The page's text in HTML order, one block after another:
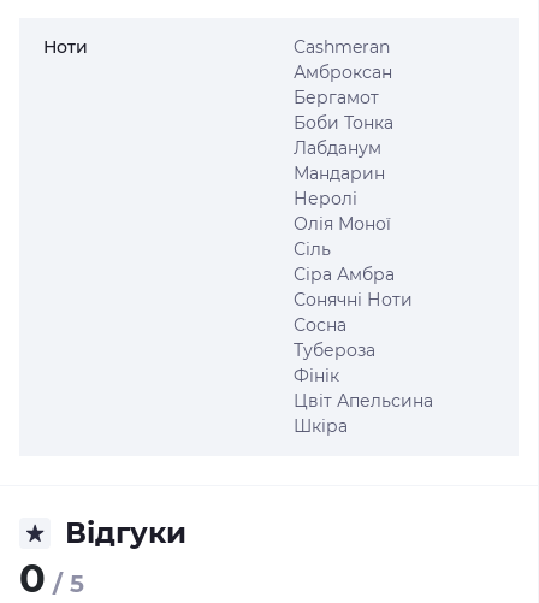
Ноти
Cashmeran
Амброксан
Бергамот
Боби Тонка
Лабданум
Мандарин
Неролі
Олія Моної
Сіль
Сіра Амбра
Сонячні Ноти
Сосна
Тубероза
Фінік
Цвіт Апельсина
Шкіра
Відгуки
0 / 5